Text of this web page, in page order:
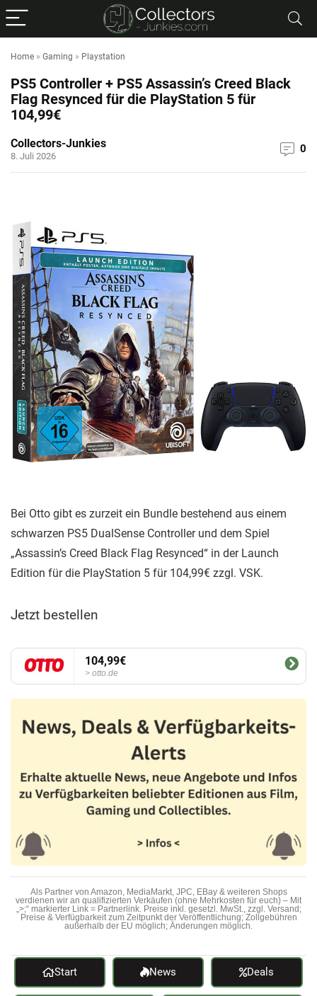
Home » Gaming » Playstation
PS5 Controller + PS5 Assassin’s Creed Black
Flag Resynced für die PlayStation 5 für
104,99€
Collectors-Junkies
8. Juli 2026
0
Bei Otto gibt es zurzeit ein Bundle bestehend aus einem
schwarzen PS5 DualSense Controller und dem Spiel
„Assassin’s Creed Black Flag Resynced“ in der Launch
Edition für die PlayStation 5 für 104,99€ zzgl. VSK.
Jetzt bestellen
104,99€
otto.de
Als Partner von Amazon, MediaMarkt, JPC, EBay & weiteren Shops
verdienen wir an qualifizierten Verkäufen (ohne Mehrkosten für euch) – Mit
„>;“ markierter Link = Partnerlink. Preise inkl. gesetzl. MwSt., zzgl. Versand;
Preise & Verfügbarkeit zum Zeitpunkt der Veröffentlichung; Zollgebühren
außerhalb der EU möglich; Änderungen möglich.
Start News Deals